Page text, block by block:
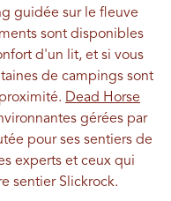
guidée sur le fleuve
sont disponibles
d'un lit, et si vous
de campings sont
Dead Horse
gérées par
pour ses sentiers de
experts et ceux qui
sentier Slickrock.